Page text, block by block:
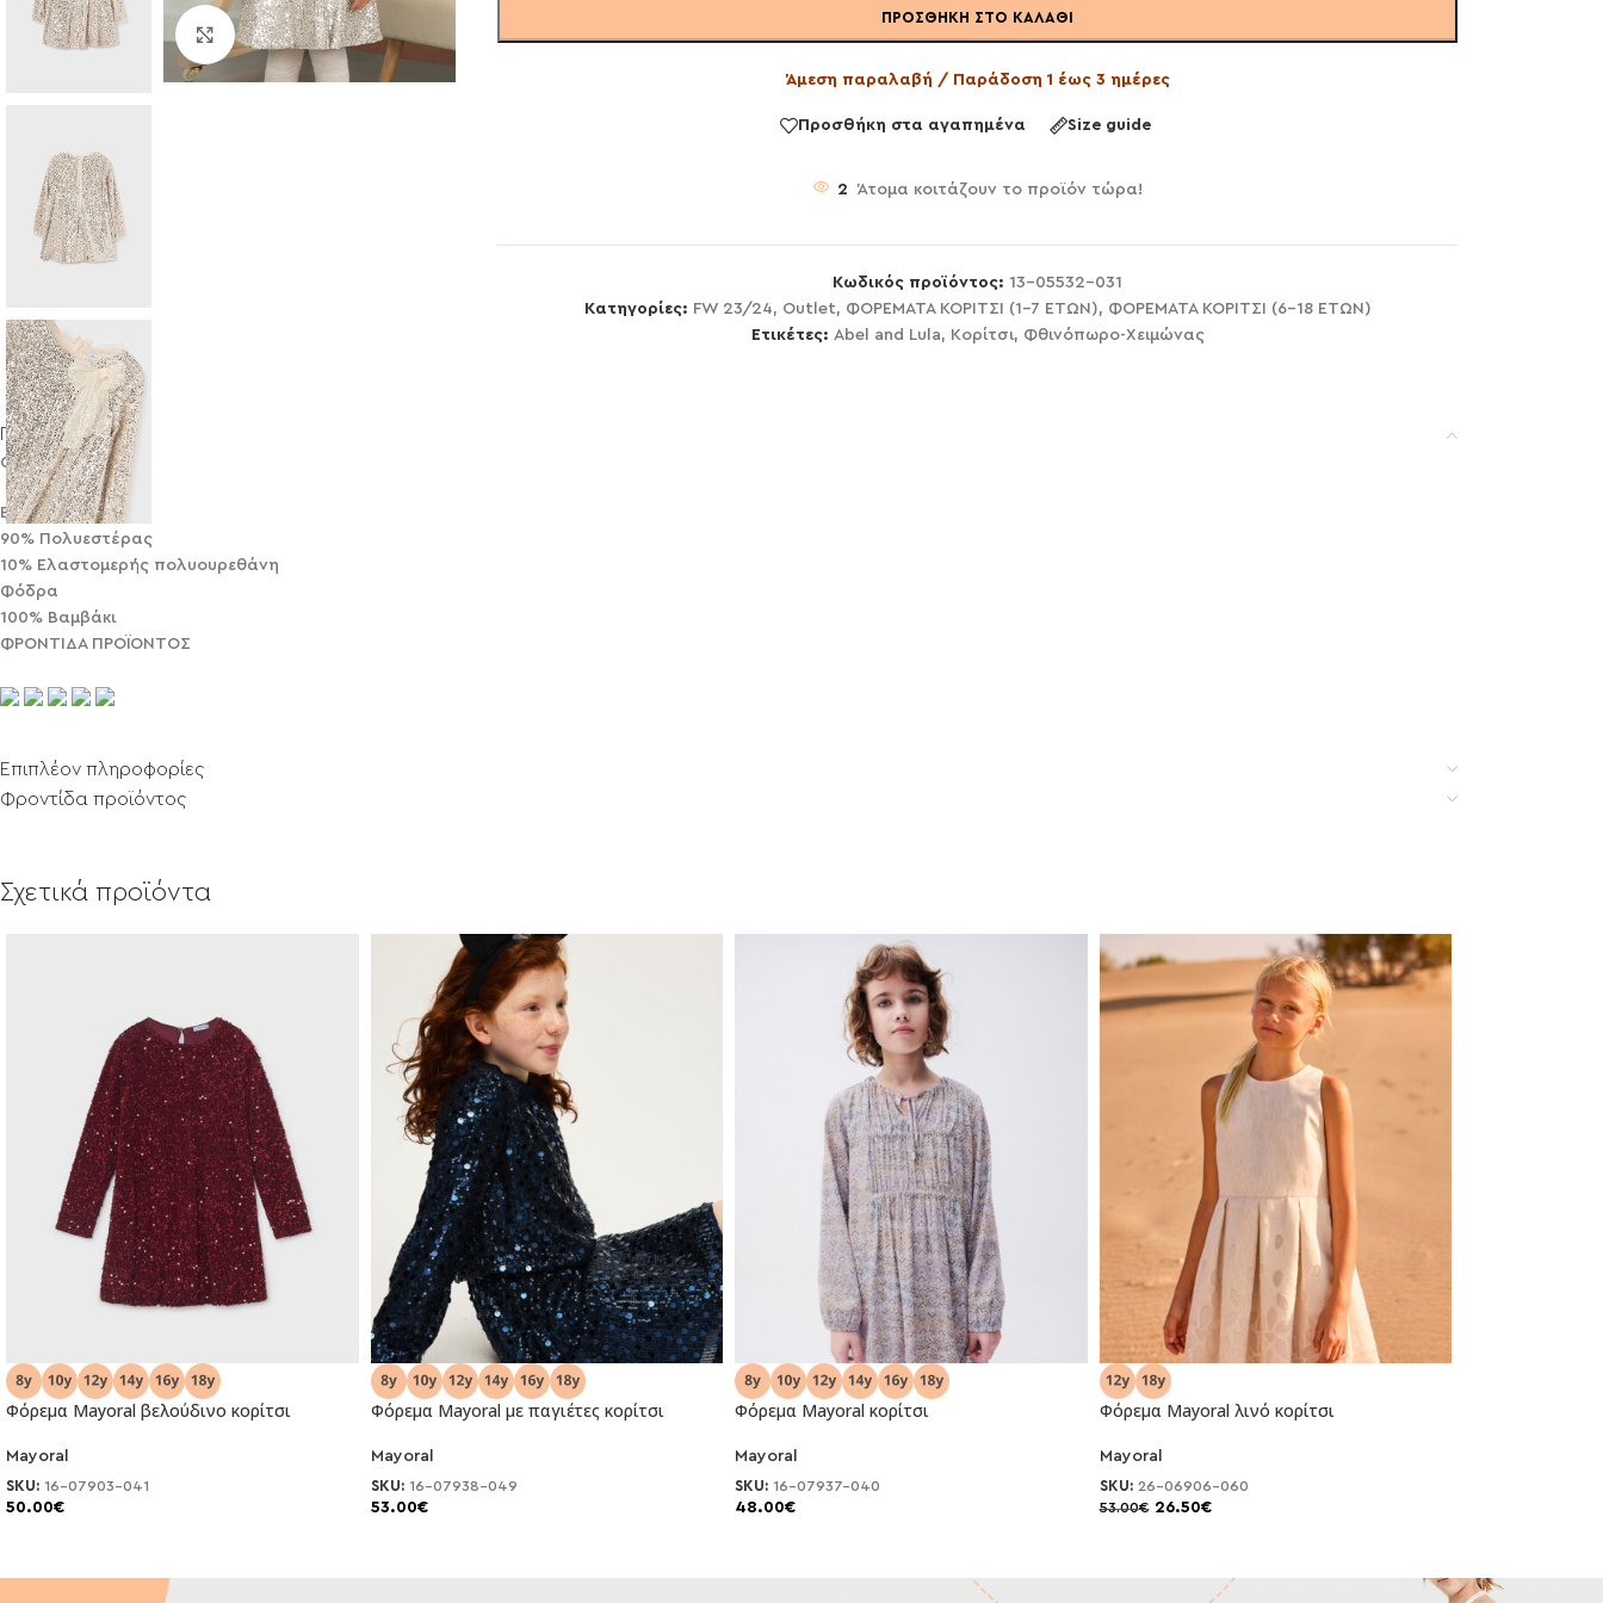
Click to enlarge
ΠΡΟΣΘΉΚΗ ΣΤΟ ΚΑΛΆΘΙ
Άμεση παραλαβή / Παράδοση 1 έως 3 ημέρες
Προσθήκη στα αγαπημένα Size guide
2 Άτομα κοιτάζουν το προϊόν τώρα!
Κωδικός προϊόντος: 13-05532-031
Κατηγορίες: FW 23/24, Outlet, ΦΟΡΕΜΑΤΑ ΚΟΡΙΤΣΙ (1-7 ΕΤΩΝ), ΦΟΡΕΜΑΤΑ ΚΟΡΙΤΣΙ (6-18 ΕΤΩΝ)
Ετικέτες: Abel and Lula, Κορίτσι, Φθινόπωρο-Χειμώνας
Περιγραφή
Φορεμα
Εξωτερικό
90% Πολυεστέρας
10% Ελαστομερής πολυουρεθάνη
Φόδρα
100% Βαμβάκι
ΦΡΟΝΤΙΔΑ ΠΡΟΪΟΝΤΟΣ
Επιπλέον πληροφορίες
Φροντίδα προϊόντος
Σχετικά προϊόντα
NEO
Φόρεμα Mayoral βελούδινο κορίτσι
Mayoral
SKU: 16-07903-041
50.00€
NEO
Φόρεμα Mayoral με παγιέτες κορίτσι
Mayoral
SKU: 16-07938-049
53.00€
NEO
Φόρεμα Mayoral κορίτσι
Mayoral
SKU: 16-07937-040
48.00€
-50%
Φόρεμα Mayoral λινό κορίτσι
Mayoral
SKU: 26-06906-060
53.00€ 26.50€